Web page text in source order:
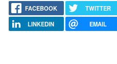
FACEBOOK
TWITTER
LINKEDIN
EMAIL